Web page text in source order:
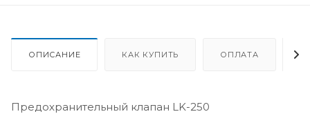
ОПИСАНИЕ КАК КУПИТЬ ОПЛАТА
Предохранительный клапан LK-250